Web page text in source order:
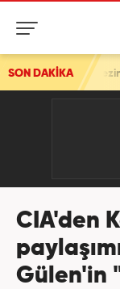
SON DAKİKA
korkutan yangın
CIA'den
Gülen'in